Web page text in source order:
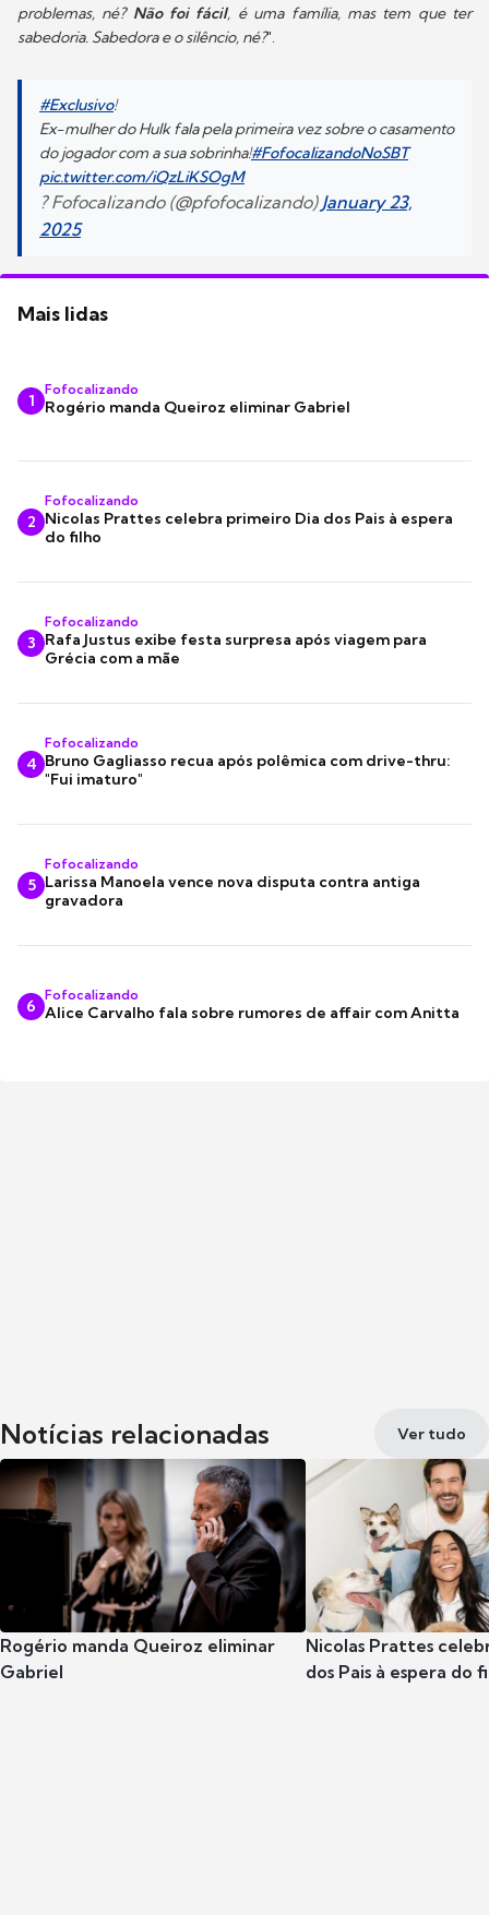
problemas, né? Não foi fácil, é uma família, mas tem que ter
sabedoria. Sabedora e o silêncio, né?".
#Exclusivo!
Ex-mulher do Hulk fala pela primeira vez sobre o casamento
do jogador com a sua sobrinha!#FofocalizandoNoSBT
pic.twitter.com/iQzLiKSOgM
? Fofocalizando (@pfofocalizando) January 23,
2025
Mais lidas
1
Fofocalizando
Rogério manda Queiroz eliminar Gabriel
2
Fofocalizando
Nicolas Prattes celebra primeiro Dia dos Pais à espera
do filho
3
Fofocalizando
Rafa Justus exibe festa surpresa após viagem para
Grécia com a mãe
4
Fofocalizando
Bruno Gagliasso recua após polêmica com drive-thru:
"Fui imaturo"
5
Fofocalizando
Larissa Manoela vence nova disputa contra antiga
gravadora
6
Fofocalizando
Alice Carvalho fala sobre rumores de affair com Anitta
Notícias relacionadas Ver tudo
Rogério manda Queiroz eliminar
Gabriel
Nicolas Prattes
dos Pais à espera do